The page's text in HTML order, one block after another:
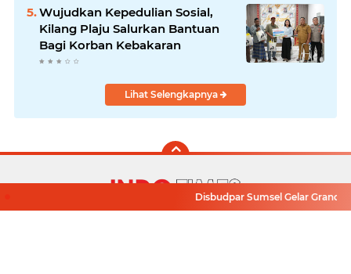
Wujudkan Kepedulian Sosial,
Kilang Plaju Salurkan Bantuan
Bagi Korban Kebakaran
Lihat Selengkapnya
Disbudpar Sumsel Gelar Grand